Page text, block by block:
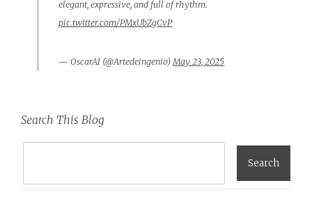
elegant, expressive, and full of rhythm.
pic.twitter.com/PMxUbZgCvP
— OscarAI (@Artedeingenio) May 23, 2025
Search This Blog